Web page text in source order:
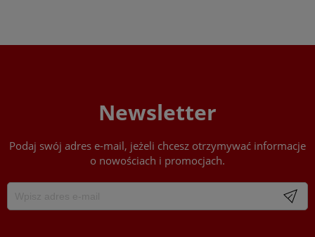
Newsletter
Podaj swój adres e-mail, jeżeli chcesz otrzymywać informacje
o nowościach i promocjach.